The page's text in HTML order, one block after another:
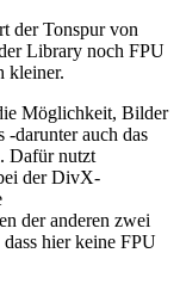
der Tonspur von
Library noch FPU
kleiner.
Möglichkeit, Bilder
-darunter auch das
Dafür nutzt
der DivX-
der anderen zwei
hier keine FPU